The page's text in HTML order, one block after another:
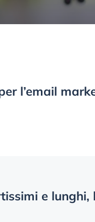
l’email
e lunghi,